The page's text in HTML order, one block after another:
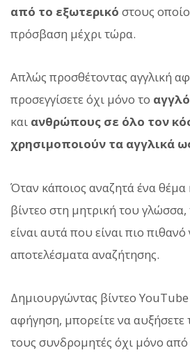
από το εξωτερικό στους
πρόσβαση μέχρι τώρα.
Απλώς προσθέτοντας αγγλική
προσεγγίσετε όχι μόνο το
και ανθρώπους σε όλο τον
χρησιμοποιούν τα αγγλικά
Όταν κάποιος αναζητά ένα θέμα
βίντεο στη μητρική του γλώσσα,
είναι αυτά που είναι πιο
αποτελέσματα αναζήτησης.
Δημιουργώντας βίντεο YouTube
αφήγηση, μπορείτε να αυξήσετε
τους συνδρομητές όχι μόνο